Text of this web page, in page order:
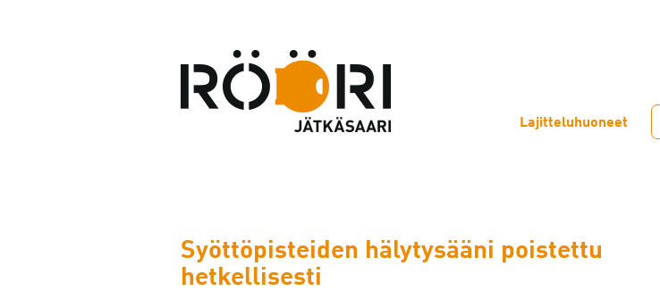
Lajitteluhuoneet
Syöttöpisteiden hälytysääni poistettu
hetkellisesti